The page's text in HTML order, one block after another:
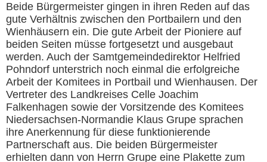
Beide Bürgermeister gingen in ihren Reden auf das
gute Verhältnis zwischen den Portbailern und den
Wienhäusern ein. Die gute Arbeit der Pioniere auf
beiden Seiten müsse fortgesetzt und ausgebaut
werden. Auch der Samtgemeindedirektor Helfried
Pohndorf unterstrich noch einmal die erfolgreiche
Arbeit der Komitees in Portbail und Wienhausen. Der
Vertreter des Landkreises Celle Joachim
Falkenhagen sowie der Vorsitzende des Komitees
Niedersachsen-Normandie Klaus Grupe sprachen
ihre Anerkennung für diese funktionierende
Partnerschaft aus. Die beiden Bürgermeister
erhielten dann von Herrn Grupe eine Plakette zum